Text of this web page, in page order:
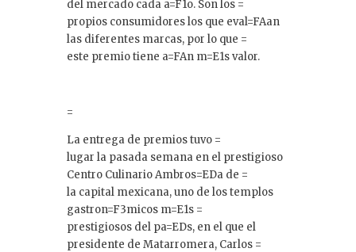
del mercado cada a=F1o. Son los =
propios consumidores los que eval=FAan
las diferentes marcas, por lo que =
este premio tiene a=FAn m=E1s valor.
=
La entrega de premios tuvo =
lugar la pasada semana en el prestigioso
Centro Culinario Ambros=EDa de =
la capital mexicana, uno de los templos
gastron=F3micos m=E1s =
prestigiosos del pa=EDs, en el que el
presidente de Matarromera, Carlos =